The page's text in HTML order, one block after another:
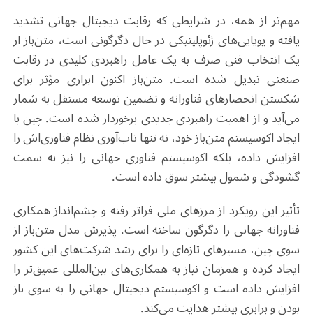
مهم‌تر از همه، در شرایطی که رقابت دیجیتال جهانی تشدید
یافته و پویایی‌های ژئوپلیتیکی در حال دگرگونی است، متن‌باز از
یک انتخاب فنی صرف به یک عامل راهبردی کلیدی در رقابت
صنعتی تبدیل شده است. متن‌باز اکنون ابزاری مؤثر برای
شکستن انحصارهای فناورانه و تضمین توسعه مستقل به شمار
می‌آید و از اهمیت راهبردی جدیدی برخوردار شده است. چین با
ایجاد اکوسیستم متن‌باز خود، نه تنها تاب‌آوری نظام فناوری‌اش را
افزایش داده، بلکه اکوسیستم فناوری جهانی را نیز به سمت
گشودگی و شمول بیشتر سوق داده است.
تأثیر این رویکرد از مرزهای ملی فراتر رفته و چشم‌انداز همکاری
فناورانه جهانی را دگرگون ساخته است. پذیرش مدل متن‌باز از
سوی چین، مسیرهای تازه‌ای را برای رشد شرکت‌های این کشور
ایجاد کرده و همزمان نیاز به همکاری‌های بین‌المللی عمیق‌تر را
افزایش داده است و اکوسیستم دیجیتال جهانی را به سوی باز
بودن و برابری بیشتر هدایت می‌کند.